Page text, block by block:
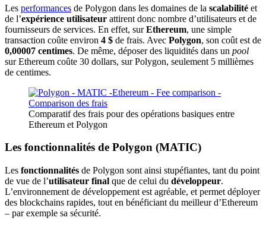
Les performances de Polygon dans les domaines de la scalabilité et
de l’expérience utilisateur attirent donc nombre d’utilisateurs et de
fournisseurs de services. En effet, surEthereum, une simple
transaction coûte environ 4 $ de frais. Avec Polygon, son coût est de
0,00007 centimes. De même, déposer des liquidités dans un pool
sur Ethereum coûte 30 dollars, sur Polygon, seulement 5 millièmes
de centimes.
Comparatif des frais pour des opérations basiques entre
Ethereum et Polygon
Les fonctionnalités de Polygon (MATIC)
Les fonctionnalités de Polygon sont ainsi stupéfiantes, tant du point
de vue de l’utilisateur final que de celui du développeur.
L’environnement de développement est agréable, et permet déployer
des blockchains rapides, tout en bénéficiant du meilleur d’Ethereum
– par exemple sa sécurité.